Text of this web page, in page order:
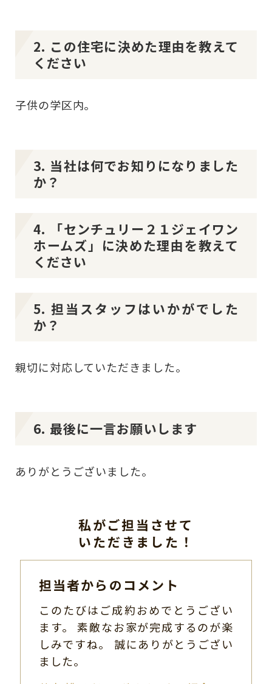
2. この住宅に決めた理由を教えて
ください
子供の学区内。
3. 当社は何でお知りになりました
か？
4. 「センチュリー２１ジェイワン
ホームズ」に決めた理由を教えて
ください
5. 担当スタッフはいかがでした
か？
親切に対応していただきました。
6. 最後に一言お願いします
ありがとうございました。
私がご担当させて
いただきました！
担当者からのコメント
このたびはご成約おめでとうござい
ます。 素敵なお家が完成するのが楽
しみですね。 誠にありがとうござい
ました。